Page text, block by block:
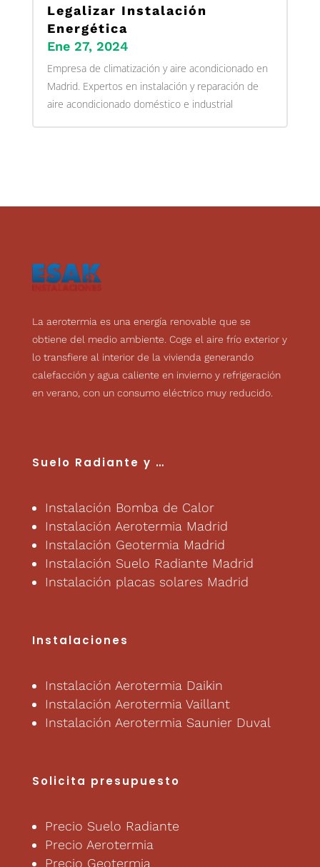
Legalizar Instalación
Energética
Ene 27, 2024
Empresa de climatización y aire acondicionado en
Madrid. Expertos en instalación y reparación de
aire acondicionado doméstico e industrial
La aerotermia es una energía renovable que se
obtiene del medio ambiente. Coge el aire frío exterior y
lo transfiere al interior de la vivienda generando
calefacción y agua caliente en invierno y refrigeración
en verano, con un consumo eléctrico muy reducido.
Suelo Radiante y …
Instalación Bomba de Calor
Instalación Aerotermia Madrid
Instalación Geotermia Madrid
Instalación Suelo Radiante Madrid
Instalación placas solares Madrid
Instalaciones
Instalación Aerotermia Daikin
Instalación Aerotermia Vaillant
Instalación Aerotermia Saunier Duval
Solicita presupuesto
Precio Suelo Radiante
Precio Aerotermia
Precio Geotermia